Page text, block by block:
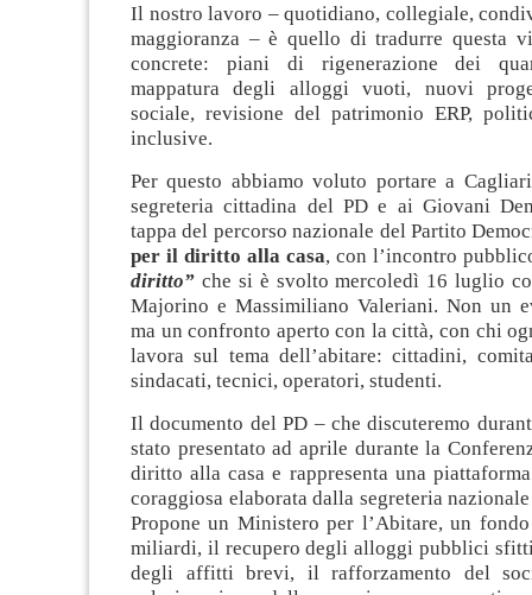
Il nostro lavoro – quotidiano, collegiale,
maggioranza – è quello di tradurre questa
concrete: piani di rigenerazione dei
mappatura degli alloggi vuoti, nuovi
sociale, revisione del patrimonio ERP,
inclusive.
Per questo abbiamo voluto portare a
segreteria cittadina del PD e ai Giovani
tappa del percorso nazionale del Partito
per il diritto alla casa, con l’incontro
diritto” che si è svolto mercoledì 16 luglio
Majorino e Massimiliano Valeriani. Non un
ma un confronto aperto con la città, con chi
lavora sul tema dell’abitare: cittadini,
sindacati, tecnici, operatori, studenti.
Il documento del PD – che discuteremo
stato presentato ad aprile durante la
diritto alla casa e rappresenta una
coraggiosa elaborata dalla segreteria
Propone un Ministero per l’Abitare, un
miliardi, il recupero degli alloggi pubblici
degli affitti brevi, il rafforzamento del